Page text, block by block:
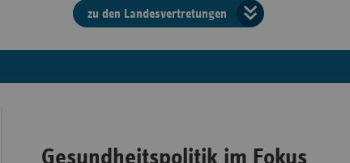
zu den Landesvertretungen
der
Gesundheitspolitik im Fokus